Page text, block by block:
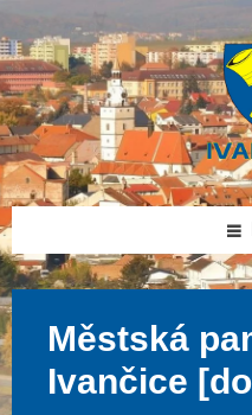
obsah
levý
panel
patičku
Městská
Ivančice